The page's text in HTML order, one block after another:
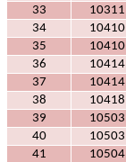
33
10311
34
10410
35
10410
36
10414
37
10414
38
10418
39
10503
40
10503
41
10504